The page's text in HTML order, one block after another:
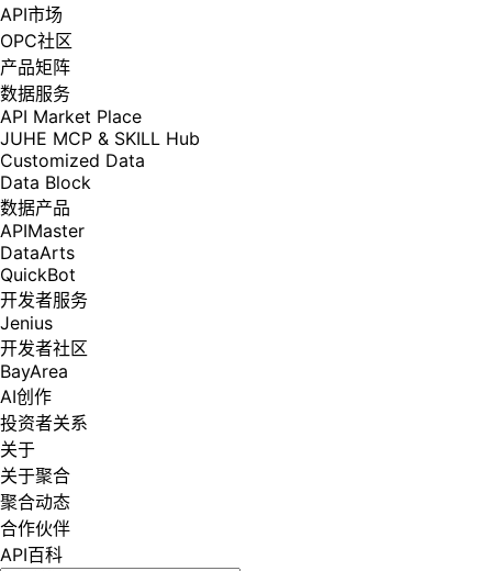
API市场
OPC社区
产品矩阵
数据服务
API Market Place
JUHE MCP & SKILL Hub
Customized Data
Data Block
数据产品
APIMaster
DataArts
QuickBot
开发者服务
Jenius
开发者社区
BayArea
AI创作
投资者关系
关于
关于聚合
聚合动态
合作伙伴
API百科